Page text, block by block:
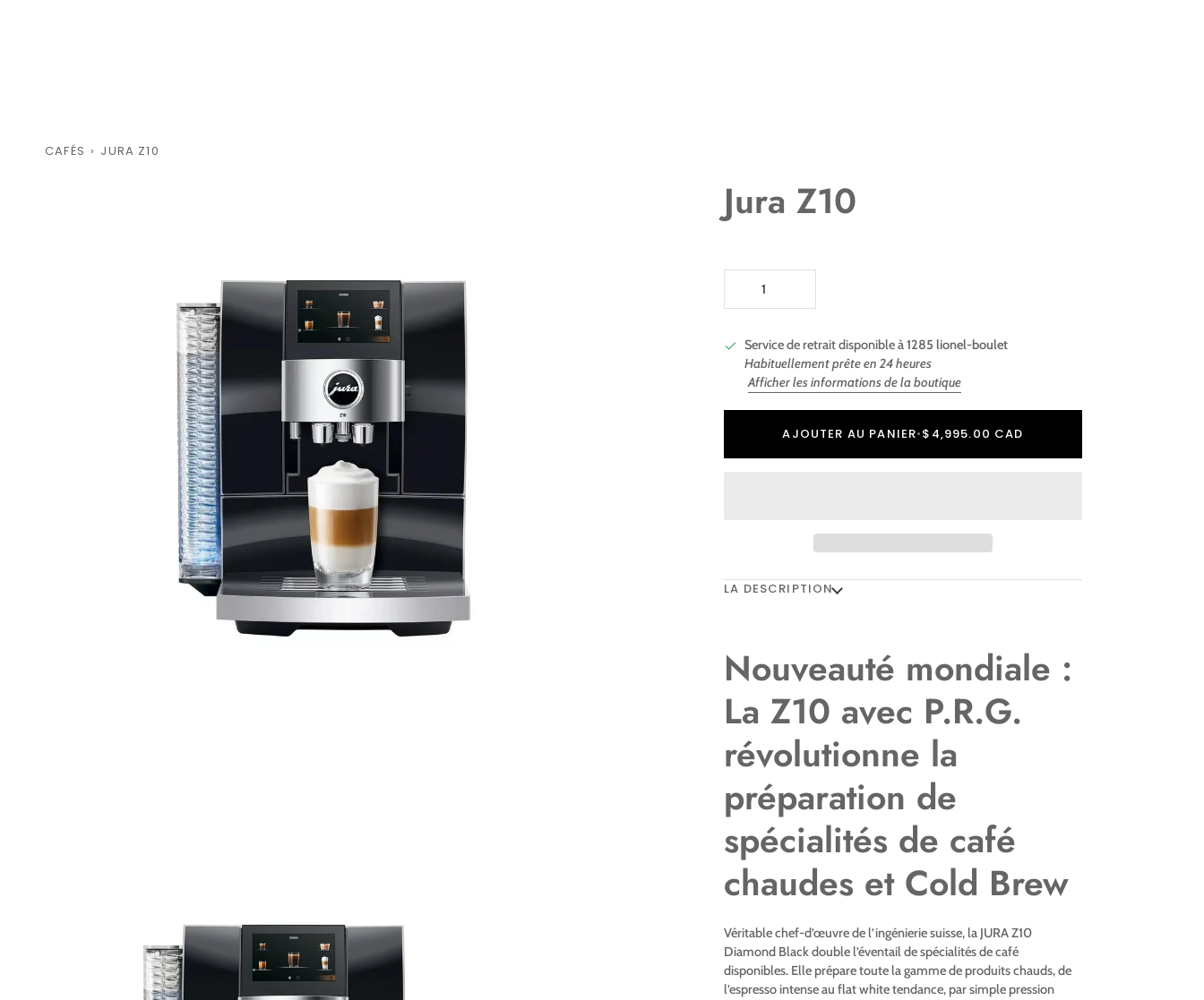
CAFÉS › JURA Z10
Jura Z10
Service de retrait disponible à1285 lionel-boulet
Habituellement prête en 24 heures
Afficher les informations de la boutique
AJOUTER AU PANIER•$4,995.00 CAD
LA DESCRIPTION
Nouveauté mondiale :
La Z10 avec P.R.G.
révolutionne la
préparation de
spécialités de café
chaudes et Cold Brew
Véritable chef-d’œuvre de l’ingénierie suisse, la JURA Z10
Diamond Black double l’éventail de spécialités de café
disponibles. Elle prépare toute la gamme de produits chauds, de
l’espresso intense au flat white tendance, par simple pression